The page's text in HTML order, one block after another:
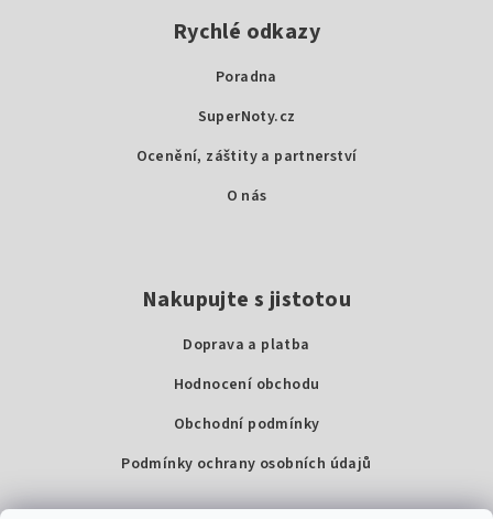
Rychlé odkazy
Poradna
SuperNoty.cz
Ocenění, záštity a partnerství
O nás
Nakupujte s jistotou
Doprava a platba
Hodnocení obchodu
Obchodní podmínky
Podmínky ochrany osobních údajů